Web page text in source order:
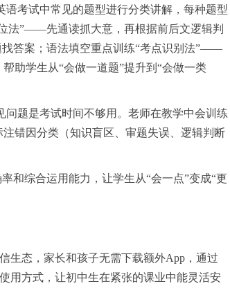
考试中常见的题型进行分类讲解，每种题型
法”——先通读抓大意，再根据前后文逻辑判
答案；语法填空重点训练“考点识别法”——
助学生从“会做一道题”提升到“会做一类
题是考试时间不够用。老师在教学中会训练
错因分类（知识盲区、审题失误、逻辑判断
和综合运用能力，让学生从“会一点”变成“更
生态，家长和孩子无需下载额外App，通过
用方式，让初中生在紧张的课业中能灵活安